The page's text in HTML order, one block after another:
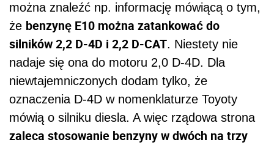
można znaleźć np. informację mówiącą o tym,
że benzynę E10 można zatankować do
silników 2,2 D-4D i 2,2 D-CAT. Niestety nie
nadaje się ona do motoru 2,0 D-4D. Dla
niewtajemniczonych dodam tylko, że
oznaczenia D-4D w nomenklaturze Toyoty
mówią o silniku diesla. A więc rządowa strona
zaleca stosowanie benzyny w dwóch na trzy